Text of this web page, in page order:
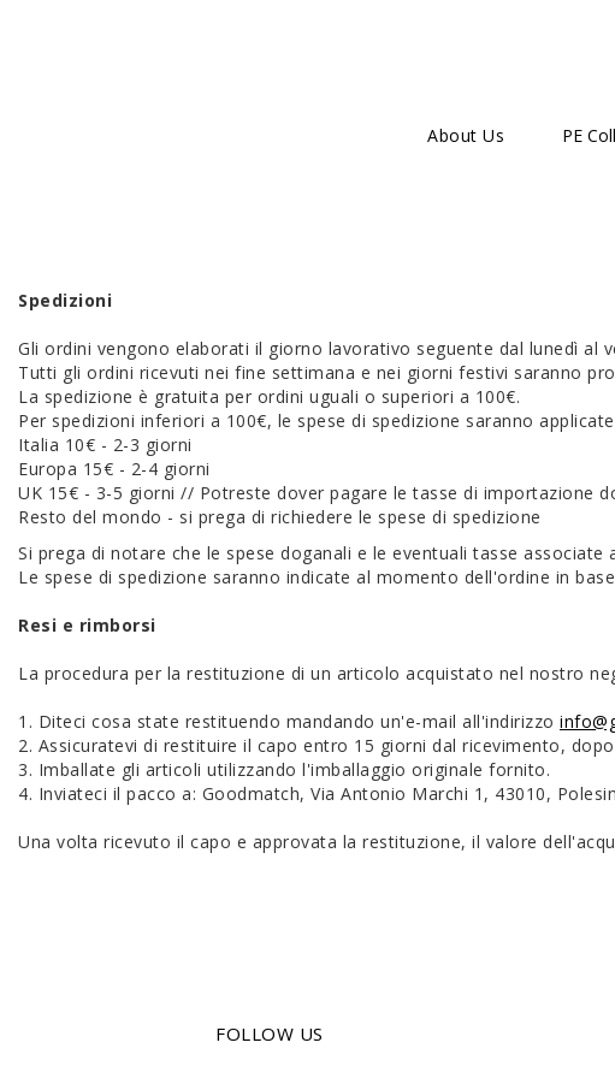
About Us PE
Spedizioni
Gli ordini vengono elaborati il giorno lavorativo seguente dal lunedì al
Tutti gli ordini ricevuti nei fine settimana e nei giorni festivi saranno
La spedizione è gratuita per ordini uguali o superiori a 100€.
Per spedizioni inferiori a 100€, le spese di spedizione saranno
Italia 10€ - 2-3 giorni
Europa 15€ - 2-4 giorni
UK 15€ - 3-5 giorni // Potreste dover pagare le tasse di importazione
Resto del mondo - si prega di richiedere le spese di spedizione
Si prega di notare che le spese doganali e le eventuali tasse
Le spese di spedizione saranno indicate al momento dell'ordine in
Resi e rimborsi
La procedura per la restituzione di un articolo acquistato nel nostro
1. Diteci cosa state restituendo mandando un'e-mail all'indirizzo
2. Assicuratevi di restituire il capo entro 15 giorni dal ricevimento,
3. Imballate gli articoli utilizzando l'imballaggio originale fornito.
4. Inviateci il pacco a: Goodmatch, Via Antonio Marchi 1, 43010,
Una volta ricevuto il capo e approvata la restituzione, il valore
FOLLOW US